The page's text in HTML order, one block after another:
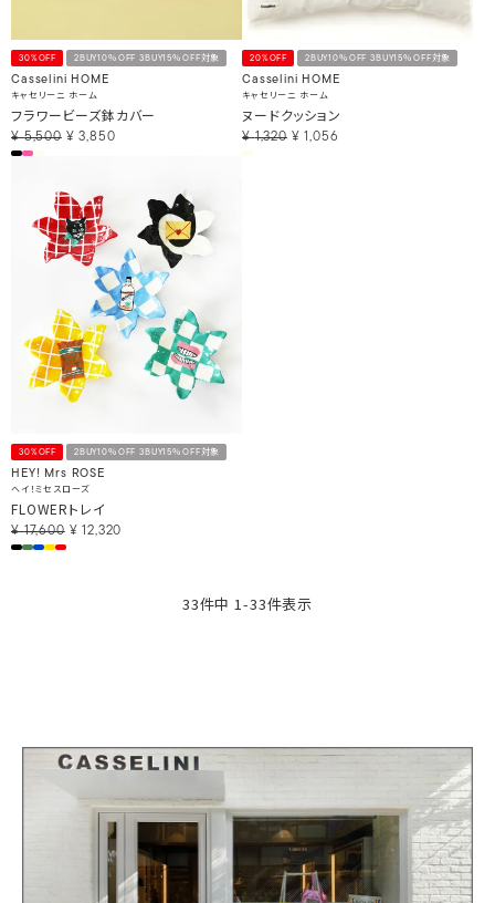
30%OFF 2BUY10％OFF 3BUY15％OFF対象
Casselini HOME
キャセリーニ ホーム
フラワービーズ鉢カバー
¥ 5,500 ¥ 3,850
20%OFF 2BUY10％OFF 3BUY15％OFF対象
Casselini HOME
キャセリーニ ホーム
ヌードクッション
¥ 1,320 ¥ 1,056
30%OFF 2BUY10％OFF 3BUY15％OFF対象
HEY! Mrs ROSE
ヘイ！ミセスローズ
FLOWERトレイ
¥ 17,600 ¥ 12,320
33件中 1 -33件表示